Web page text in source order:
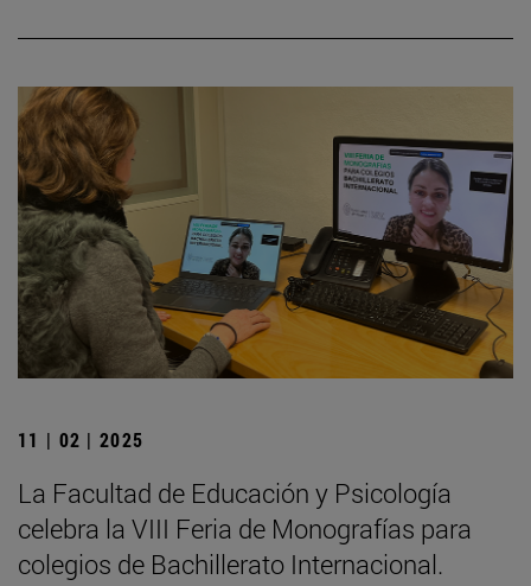
11 | 02 | 2025
La Facultad de Educación y Psicología
celebra la VIII Feria de Monografías para
colegios de Bachillerato Internacional.